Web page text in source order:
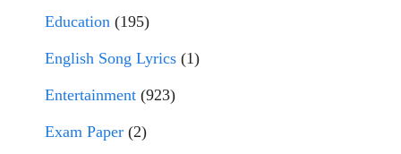
Education (195)
English Song Lyrics (1)
Entertainment (923)
Exam Paper (2)